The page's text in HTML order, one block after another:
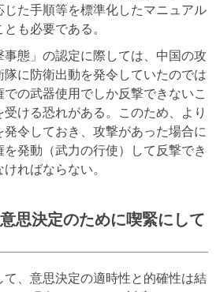
じた手順等を標準化したマニュアル
も必要である。
態」の認定に際しては、中国の攻
に防衛出動を発令していたのでは
の武器使用でしか反撃できないこ
ける恐れがある。このため、より
令しておき、攻撃があった場合に
発動（武力の行使）して反撃でき
ればならない。
思決定のために喫緊にして
、意思決定の適時性と的確性は結